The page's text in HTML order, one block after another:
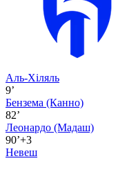
Аль-Хіляль
9’
Бензема (Канно)
82’
Леонардо (Мадаш)
90’+3
Невеш